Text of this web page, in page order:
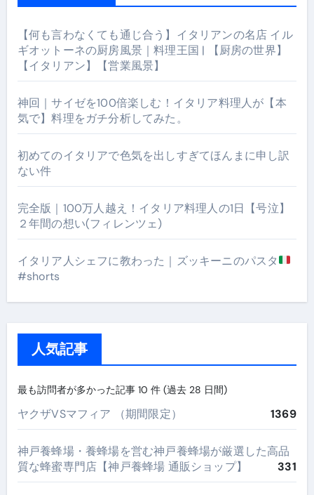
【何も言わなくても通じ合う】イタリアンの名店 イル
ギオットーネの厨房風景｜料理王国 | 【厨房の世界】
【イタリアン】【営業風景】
神回｜サイゼを100倍楽しむ！イタリア料理人が【本
気で】料理をガチ分析してみた。
初めてのイタリアで色気を出しすぎてほんまに申し訳
ない件
完全版｜100万人越え！イタリア料理人の1日【号泣】
２年間の想い(フィレンツェ)
イタリア人シェフに教わった｜ズッキーニのパスタ
#shorts
人気記事
最も訪問者が多かった記事 10 件 (過去 28 日間)
ヤクザVSマフィア （期間限定） 1369
神戸養蜂場・養蜂場を営む神戸養蜂場が厳選した高品
質な蜂蜜専門店【神戸養蜂場 通販ショップ】
331